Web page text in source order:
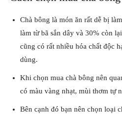
Chà bông là món ăn rất dễ bị
làm từ bã sắn dây và 30% còn
cũng có rất nhiều hóa chất độc
dùng.
Khi chọn mua chà bông nên
có màu vàng nhạt, mùi thơm tự
Bên cạnh đó bạn nên chọn loại